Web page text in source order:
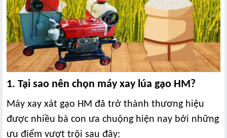
1. Tại sao nên chọn máy xay lúa gạo HM?
Máy xay xát gạo HM đã trở thành thương hiệu
được nhiều bà con ưa chuộng hiện nay bởi những
ưu điểm vượt trội sau đây: